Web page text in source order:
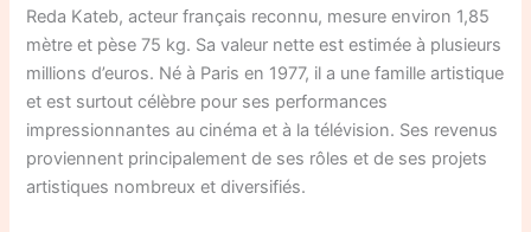
Reda Kateb, acteur français reconnu, mesure environ 1,85
mètre et pèse 75 kg. Sa valeur nette est estimée à plusieurs
millions d’euros. Né à Paris en 1977, il a une famille artistique
et est surtout célèbre pour ses performances
impressionnantes au cinéma et à la télévision. Ses revenus
proviennent principalement de ses rôles et de ses projets
artistiques nombreux et diversifiés.